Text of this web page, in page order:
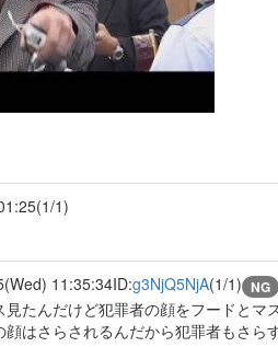
(1/1)
11:35:34ID:g3NjQ5NjA(1/1) NG
たんだけど犯罪者の顔をフードとマ
はさらされるんだから犯罪者もさら